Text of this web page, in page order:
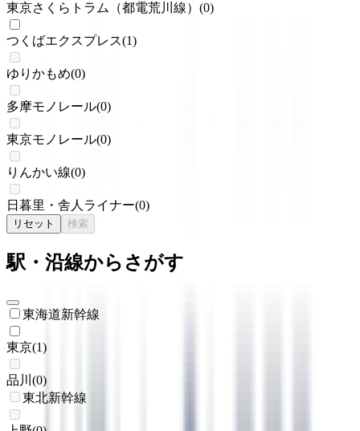
東京さくらトラム（都電荒川線） (0)
つくばエクスプレス(1)
ゆりかもめ(0)
多摩モノレール(0)
東京モノレール(0)
りんかい線(0)
日暮里・舎人ライナー(0)
リセット 検索
駅・沿線からさがす
東海道新幹線
東京(1)
品川 (0)
東北新幹線